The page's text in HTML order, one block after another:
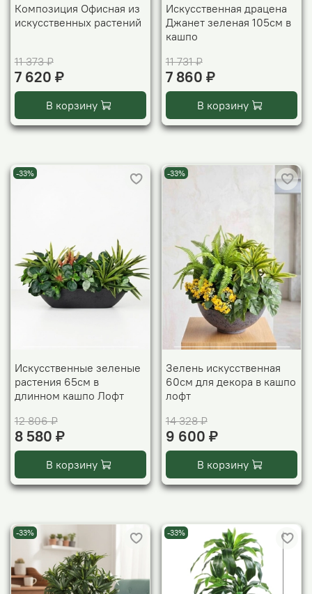
Композиция Офисная из
искусственных растений
11 373 ₽
7 620 ₽
В корзину
Искусственная драцена
Джанет зеленая 105см в
кашпо
11 731 ₽
7 860 ₽
В корзину
-33%
Искусственные зеленые
растения 65см в
длинном кашпо Лофт
12 806 ₽
8 580 ₽
В корзину
-33%
Зелень искусственная
60см для декора в кашпо
лофт
14 328 ₽
9 600 ₽
В корзину
-33% -33%